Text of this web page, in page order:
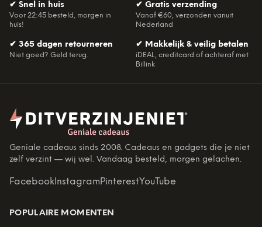
✔ Snel in huis
Voor 22:45 besteld, morgen in
huis!
✔ Gratis verzending
Vanaf €60, verzonden vanuit
Nederland
✔ 365 dagen retourneren
Niet goed? Geld terug.
✔ Makkelijk & veilig betalen
iDEAL, creditcard of achteraf met
Billink
Geniale cadeaus sinds 2008. Cadeaus en gadgets die je niet
zelf verzint — wij wel. Vandaag besteld, morgen gelachen.
Facebook InstagramPinterestYouTube
POPULAIRE MOMENTEN